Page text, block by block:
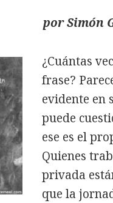
por Simón
¿Cuántas
frase?
evidente en
puede
ese es el
Quienes
privada
que la